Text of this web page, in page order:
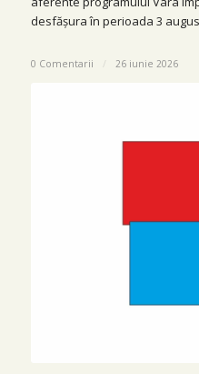
desfășura în perioada 3
0 Comentarii / 26 iunie 2026